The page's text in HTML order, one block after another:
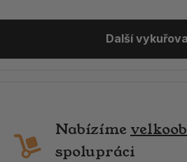
Další
Nabízíme
spolupráci